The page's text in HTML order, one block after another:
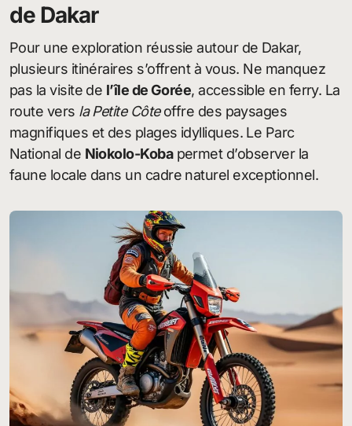
de Dakar
Pour une exploration réussie autour de Dakar,
plusieurs itinéraires s’offrent à vous. Ne manquez
pas la visite de l’île de Gorée, accessible en ferry. La
route vers la Petite Côteoffre des paysages
magnifiques et des plages idylliques. Le Parc
National de Niokolo-Kobapermet d’observer la
faune locale dans un cadre naturel exceptionnel.